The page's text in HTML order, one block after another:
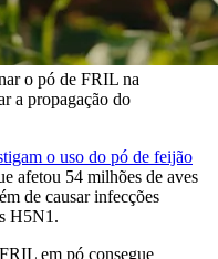
o pó de FRIL na
a propagação do
o uso do pó de feijão
afetou 54 milhões de aves
de causar infecções
H5N1.
em pó consegue